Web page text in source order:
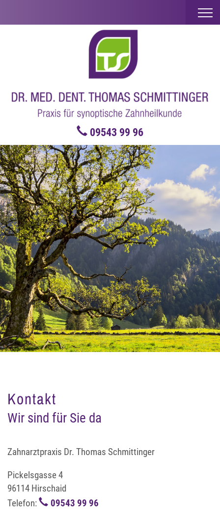
09543 99 96
Kontakt
Wir sind für Sie da
Zahnarztpraxis Dr. Thomas Schmittinger
Pickelsgasse 4
96114 Hirschaid
Telefon:
09543 99 96